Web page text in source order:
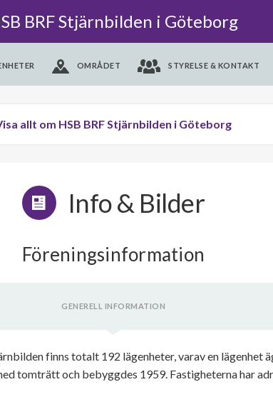
BRF Stjärnbilden i Göteborg
OMRÅDET STYRELSE & KONTAKT
allt om HSB BRF Stjärnbilden i Göteborg
Info & Bilder
Föreningsinformation
GENERELL INFORMATION
finns totalt 192 lägenheter, varav en lägenhet
tomträtt och bebyggdes 1959. Fastigheterna har